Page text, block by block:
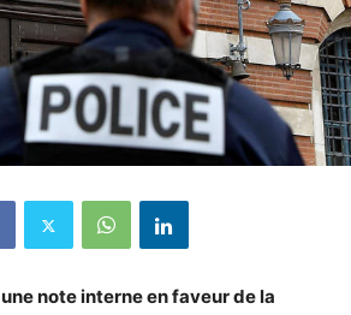
une note interne en faveur de la